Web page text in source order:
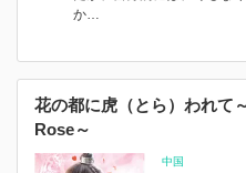
か…
花の都に虎（とら）われて
Rose～
中国